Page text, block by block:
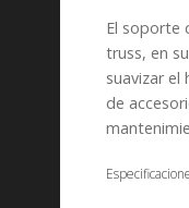
El soporte
truss, en
suavizar el
de